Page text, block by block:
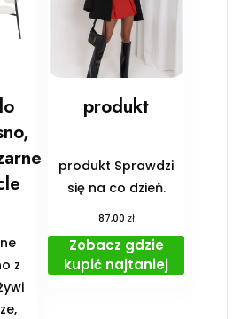
z
produkt
produkt Sprawdzi
się na co dzień.
87,00 zł
Zobacz gdzie
kupić najtaniej